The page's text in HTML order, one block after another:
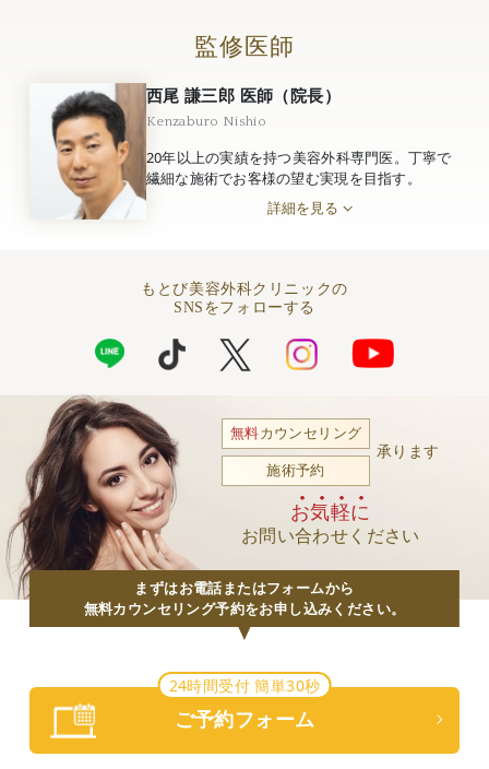
監修医師
西尾 謙三郎 医師（院長）
Kenzaburo Nishio
20年以上の実績を持つ美容外科専門医。丁寧で
繊細な施術でお客様の望む実現を目指す。
詳細を見る
もとび美容外科クリニックの
SNSをフォローする
無料カウンセリング
施術予約
承ります
お気軽に
お問い合わせください
まずはお電話またはフォームから
無料カウンセリング予約をお申し込みください。
24時間受付 簡単30秒
ご予約フォーム